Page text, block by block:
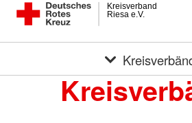
Riesa e.V.
Kreisverband